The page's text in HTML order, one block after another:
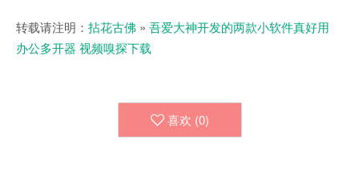
转载请注明： 拈花古佛 » 吾爱大神开发的两款小软件真好用
办公多开器 视频嗅探下载
喜欢 (0)